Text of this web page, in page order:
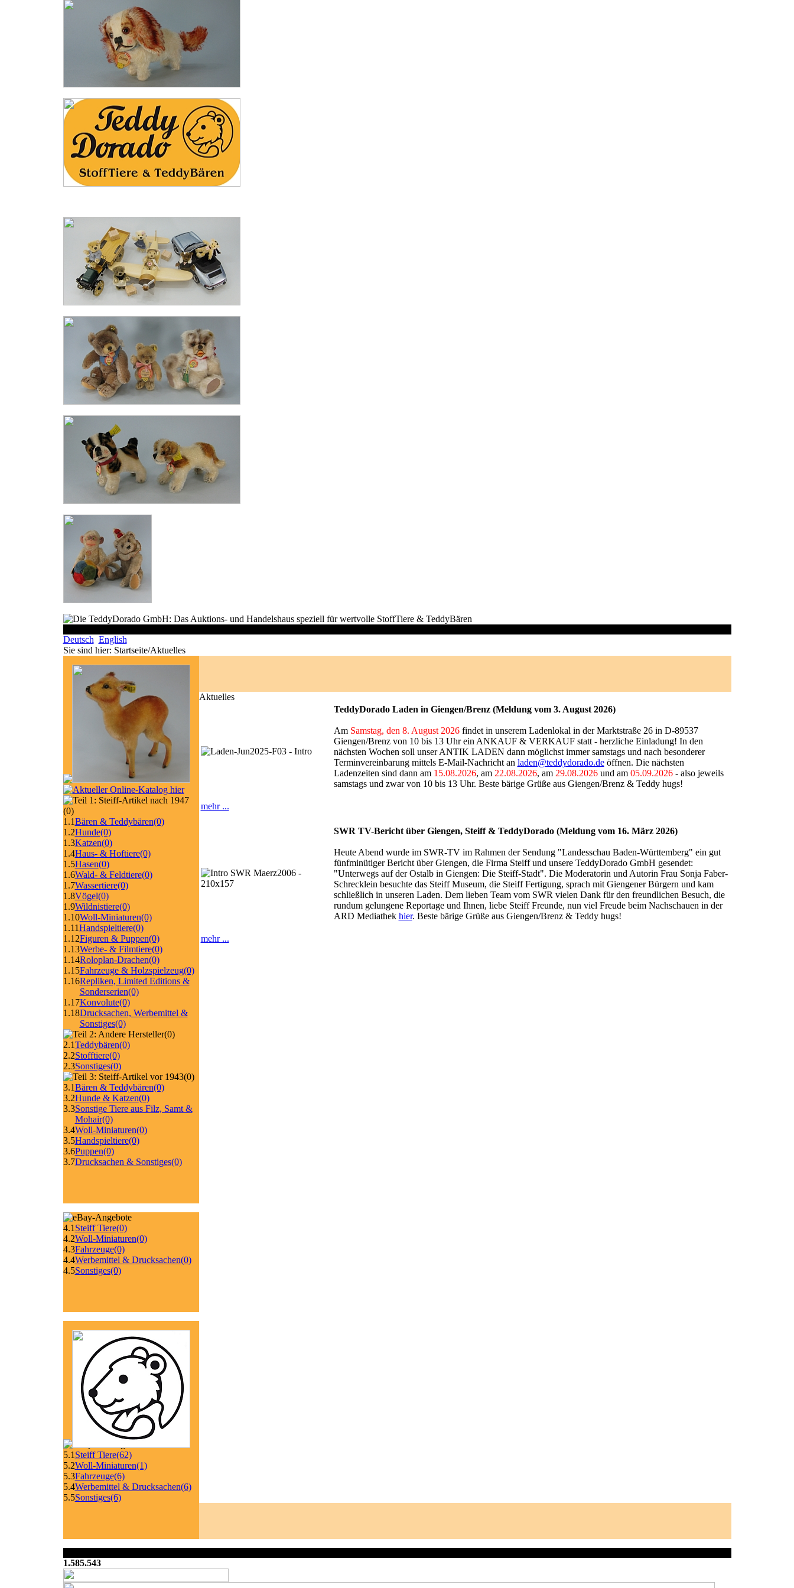
Deutsch English
Sie sind hier: Startseite/Aktuelles
(0)
1.1Bären & Teddybären(0)
1.2Hunde(0)
1.3Katzen(0)
1.4Haus- & Hoftiere(0)
1.5Hasen(0)
1.6Wald- & Feldtiere(0)
1.7Wassertiere(0)
1.8Vögel(0)
1.9Wildnistiere(0)
1.10Woll-Miniaturen(0)
1.11Handspieltiere(0)
1.12Figuren & Puppen(0)
1.13Werbe- & Filmtiere(0)
1.14Roloplan-Drachen(0)
1.15Fahrzeuge & Holzspielzeug(0)
1.16Repliken, Limited Editions &
Sonderserien(0)
1.17Konvolute(0)
1.18Drucksachen, Werbemittel &
Sonstiges(0)
(0)
2.1Teddybären(0)
2.2Stofftiere(0)
2.3Sonstiges(0)
(0)
3.1Bären & Teddybären(0)
3.2Hunde & Katzen(0)
3.3Sonstige Tiere aus Filz, Samt &
Mohair(0)
3.4Woll-Miniaturen(0)
3.5Handspieltiere(0)
3.6Puppen(0)
3.7Drucksachen & Sonstiges(0)
4.1 Steiff Tiere(0)
4.2Woll-Miniaturen(0)
4.3Fahrzeuge(0)
4.4Werbemittel & Drucksachen(0)
4.5Sonstiges(0)
5.1 Steiff Tiere(62)
5.2Woll-Miniaturen(1)
5.3Fahrzeuge(6)
5.4Werbemittel & Drucksachen(6)
5.5Sonstiges(6)
Aktuelles
TeddyDorado Laden in Giengen/Brenz(Meldung vom 3. August 2026)
Am Samstag, den 8. August 2026findet in unserem Ladenlokal in der Marktstraße 26 in D-89537
Giengen/Brenz von 10 bis 13 Uhr ein ANKAUF & VERKAUF statt - herzliche Einladung! In den
nächsten Wochen soll unser ANTIK LADEN dann möglichst immer samstags und nach besonderer
Terminvereinbarung mittels E-Mail-Nachricht an laden@teddydorado.deöffnen. Die nächsten
Ladenzeiten sind dann am 15.08.2026, am 22.08.2026, am 29.08.2026und am 05.09.2026- also jeweils
samstags und zwar von 10 bis 13 Uhr. Beste bärige Grüße aus Giengen/Brenz & Teddy hugs!
mehr ...
SWR TV-Bericht über Giengen, Steiff & TeddyDorado(Meldung vom 16. März 2026)
Heute Abend wurde im SWR-TV im Rahmen der Sendung "Landesschau Baden-Württemberg" ein gut
fünfminütiger Bericht über Giengen, die Firma Steiff und unsere TeddyDorado GmbH gesendet:
"Unterwegs auf der Ostalb in Giengen: Die Steiff-Stadt". Die Moderatorin und Autorin Frau Sonja Faber-
Schrecklein besuchte das Steiff Museum, die Steiff Fertigung, sprach mit Giengener Bürgern und kam
schließlich in unseren Laden. Dem lieben Team vom SWR vielen Dank für den freundlichen Besuch, die
rundum gelungene Reportage und Ihnen, liebe Steiff Freunde, nun viel Freude beim Nachschauen in der
ARD Mediathek hier. Beste bärige Grüße aus Giengen/Brenz & Teddy hugs!
mehr ...
1.585.543